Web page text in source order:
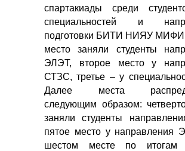
спартакиады среди
специальностей и
подготовки БИТИ НИЯУ
место заняли студенты
ЭЛЭТ, второе место у
СТЗС, третье – у
Далее места
следующим образом:
заняли студенты
пятое место у направления
шестом месте по итогам